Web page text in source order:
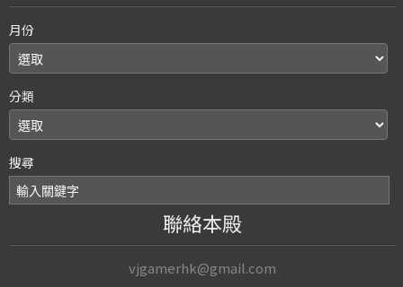
月份
分類
搜尋
聯絡本殿
vjgamerhk@gmail.com